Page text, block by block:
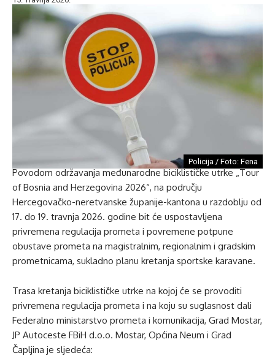
Policija / Foto: Fena
Povodom održavanja međunarodne biciklističke utrke „Tour
of Bosnia and Herzegovina 2026“, na području
Hercegovačko-neretvanske županije-kantona u razdoblju od
17. do 19. travnja 2026. godine bit će uspostavljena
privremena regulacija prometa i povremene potpune
obustave prometa na magistralnim, regionalnim i gradskim
prometnicama, sukladno planu kretanja sportske karavane.
Trasa kretanja biciklističke utrke na kojoj će se provoditi
privremena regulacija prometa i na koju su suglasnost dali
Federalno ministarstvo prometa i komunikacija, Grad Mostar,
JP Autoceste FBiH d.o.o. Mostar, Općina Neum i Grad
Čapljina je sljedeća: